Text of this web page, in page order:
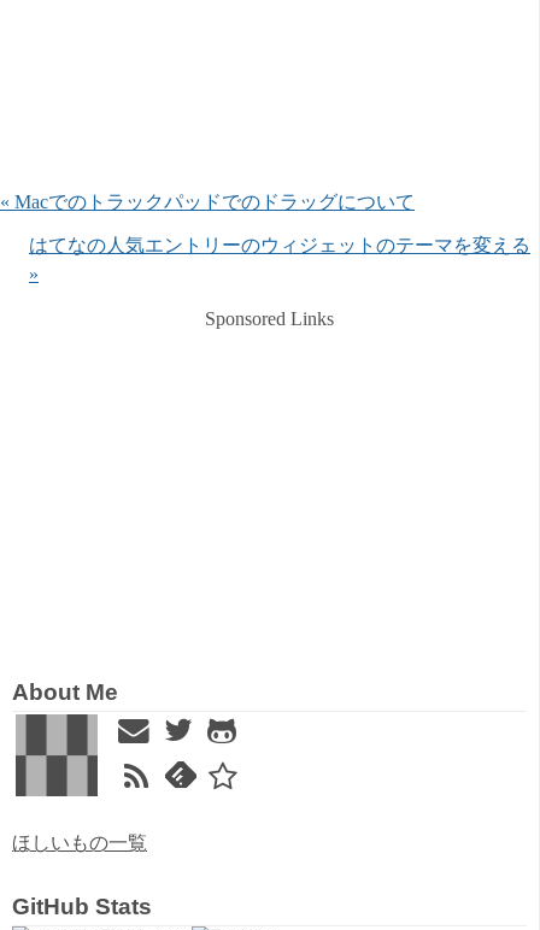
« Macでのトラックパッドでのドラッグについて
はてなの人気エントリーのウィジェットのテーマを変える
»
Sponsored Links
About Me
ほしいもの一覧
GitHub Stats